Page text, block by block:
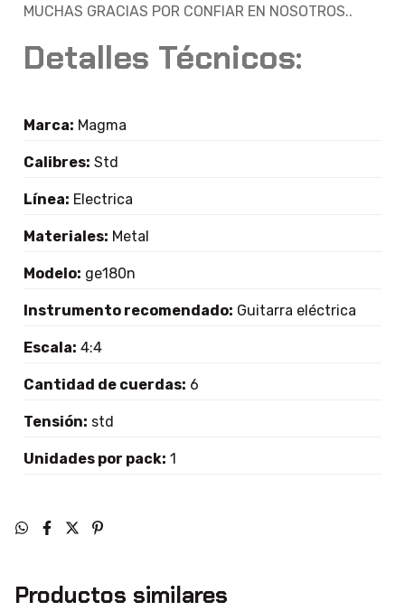
MUCHAS GRACIAS POR CONFIAR EN NOSOTROS..
Detalles Técnicos:
Marca: Magma
Calibres: Std
Línea: Electrica
Materiales: Metal
Modelo: ge180n
Instrumento recomendado: Guitarra eléctrica
Escala: 4:4
Cantidad de cuerdas: 6
Tensión: std
Unidades por pack: 1
Productos similares